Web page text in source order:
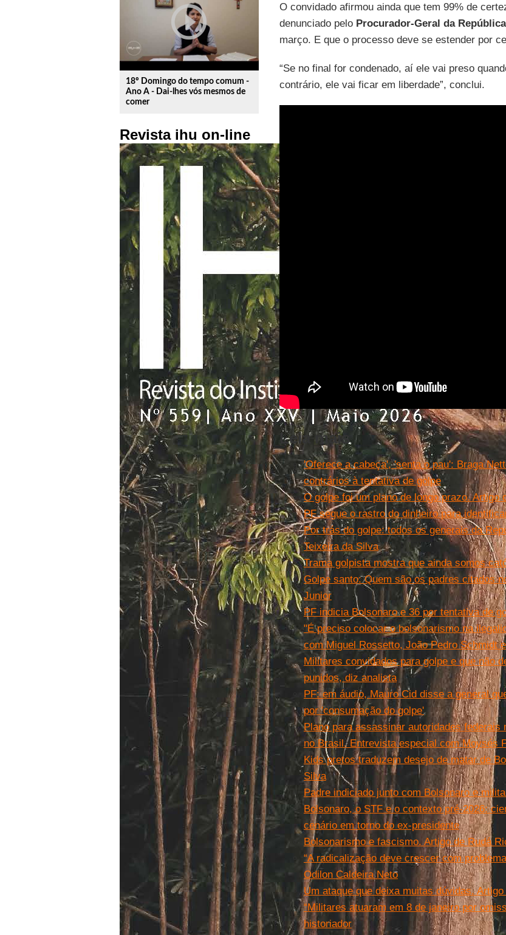
play_circle_outline
18º Domingo do tempo comum -
Ano A - Dai-lhes vós mesmos de
comer
Revista ihu on-line
O convidado afirmou ainda que tem 99% de
denunciado pelo Procurador-Geral da República
março. E que o processo deve se estender por
“Se no final for condenado, aí ele vai preso
contrário, ele vai ficar em liberdade”, conclui.
Leia mais
'Oferece a cabeça', 'senta o pau': Braga
contrários à tentativa de golpe
O golpe foi um plano de longo prazo. Artigo
PF segue o rastro do dinheiro para
Por trás do golpe: todos os generais da
Teixeira da Silva
Trama golpista mostra que ainda somos
Golpe santo: Quem são os padres citados
Junior
PF indicia Bolsonaro e 36 por tentativa de
"É preciso colocar o bolsonarismo na
com Miguel Rossetto, João Pedro Schmidt
Militares convidados para golpe e que não
punidos, diz analista
PF: em áudio, Mauro Cid disse a general
por 'consumação do golpe'
Plano para assassinar autoridades
no Brasil. Entrevista especial com Moysés
Kids pretos traduzem desejo de matar de
Silva
Padre indiciado junto com Bolsonaro e
Bolsonaro, o STF e o contexto pré-2026:
cenário em torno do ex-presidente
Bolsonarismo e fascismo. Artigo de Rudá
“A radicalização deve crescer com
Odilon Caldeira Neto
Um ataque que deixa muitas dúvidas.
“Militares atuaram em 8 de janeiro por
historiador